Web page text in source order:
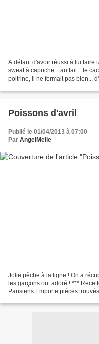
A défaut d'avoir réussi à lui faire
sweat à capuche... au fait... le
poitrine, il ne fermait pas bien...
Poissons d'avril
Publié le 01/04/2013 à 07:00
Par AngelMelie
Jolie pêche à la ligne ! On a
les garçons ont adoré ! ***
Parisiens Emporte pièces